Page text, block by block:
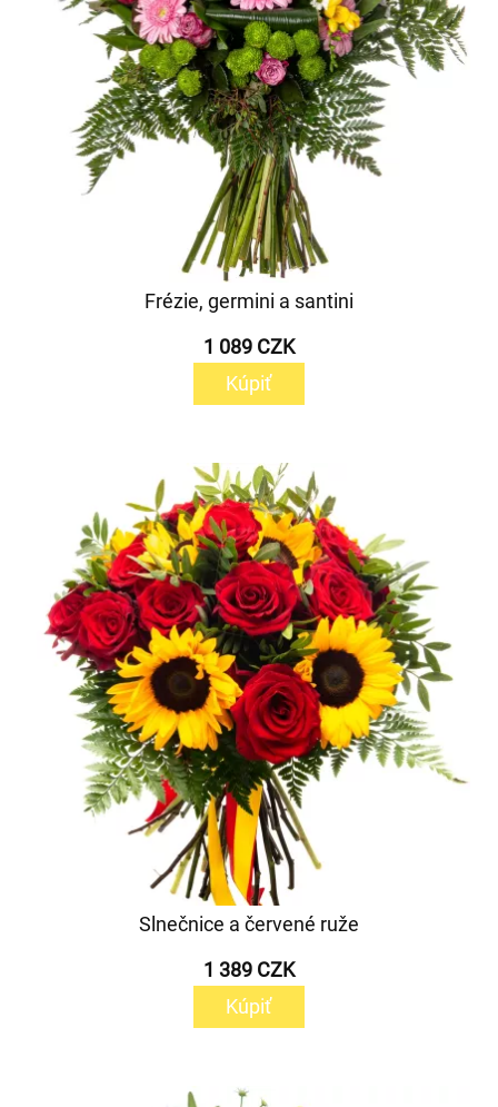
Frézie, germini a santini
1 089 CZK
Kúpiť
Slnečnice a červené ruže
1 389 CZK
Kúpiť